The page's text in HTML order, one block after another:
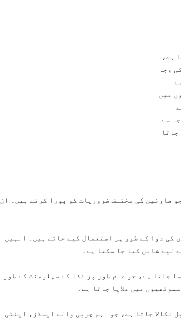
ہے،
وجہ
میں
سے
صارفین کی مختلف ضروریات کو پورا کرتے ہیں۔ ان
کی دوا کے طور پر استعمال کیے جاتے ہیں۔ انہیں
لیے شامل کیا جا سکتا ہے۔
جاتا ہے، جو عام طور پر غذا کے سپلیمنٹ کے طور
میں ملایا جاتا ہے۔
نکالا جاتا ہے، جو اہم چربی والے ایسڈز، اینٹی